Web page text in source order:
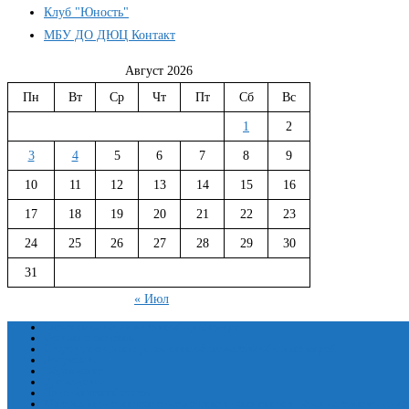
Клуб "Юность"
МБУ ДО ДЮЦ Контакт
Август 2026
Пн
Вт Ср Чт Пт Сб Вс
1 2
3 4 5 6 7 8 9
10 11 12 13 14 15 16
17 18 19 20 21 22 23
24 25 26 27 28 29 30
31
« Июл